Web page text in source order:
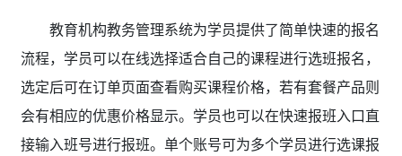
教育机构教务管理系统为学员提供了简单快速的报名
流程，学员可以在线选择适合自己的课程进行选班报名，
选定后可在订单页面查看购买课程价格，若有套餐产品则
会有相应的优惠价格显示。学员也可以在快速报班入口直
接输入班号进行报班。单个账号可为多个学员进行选课报